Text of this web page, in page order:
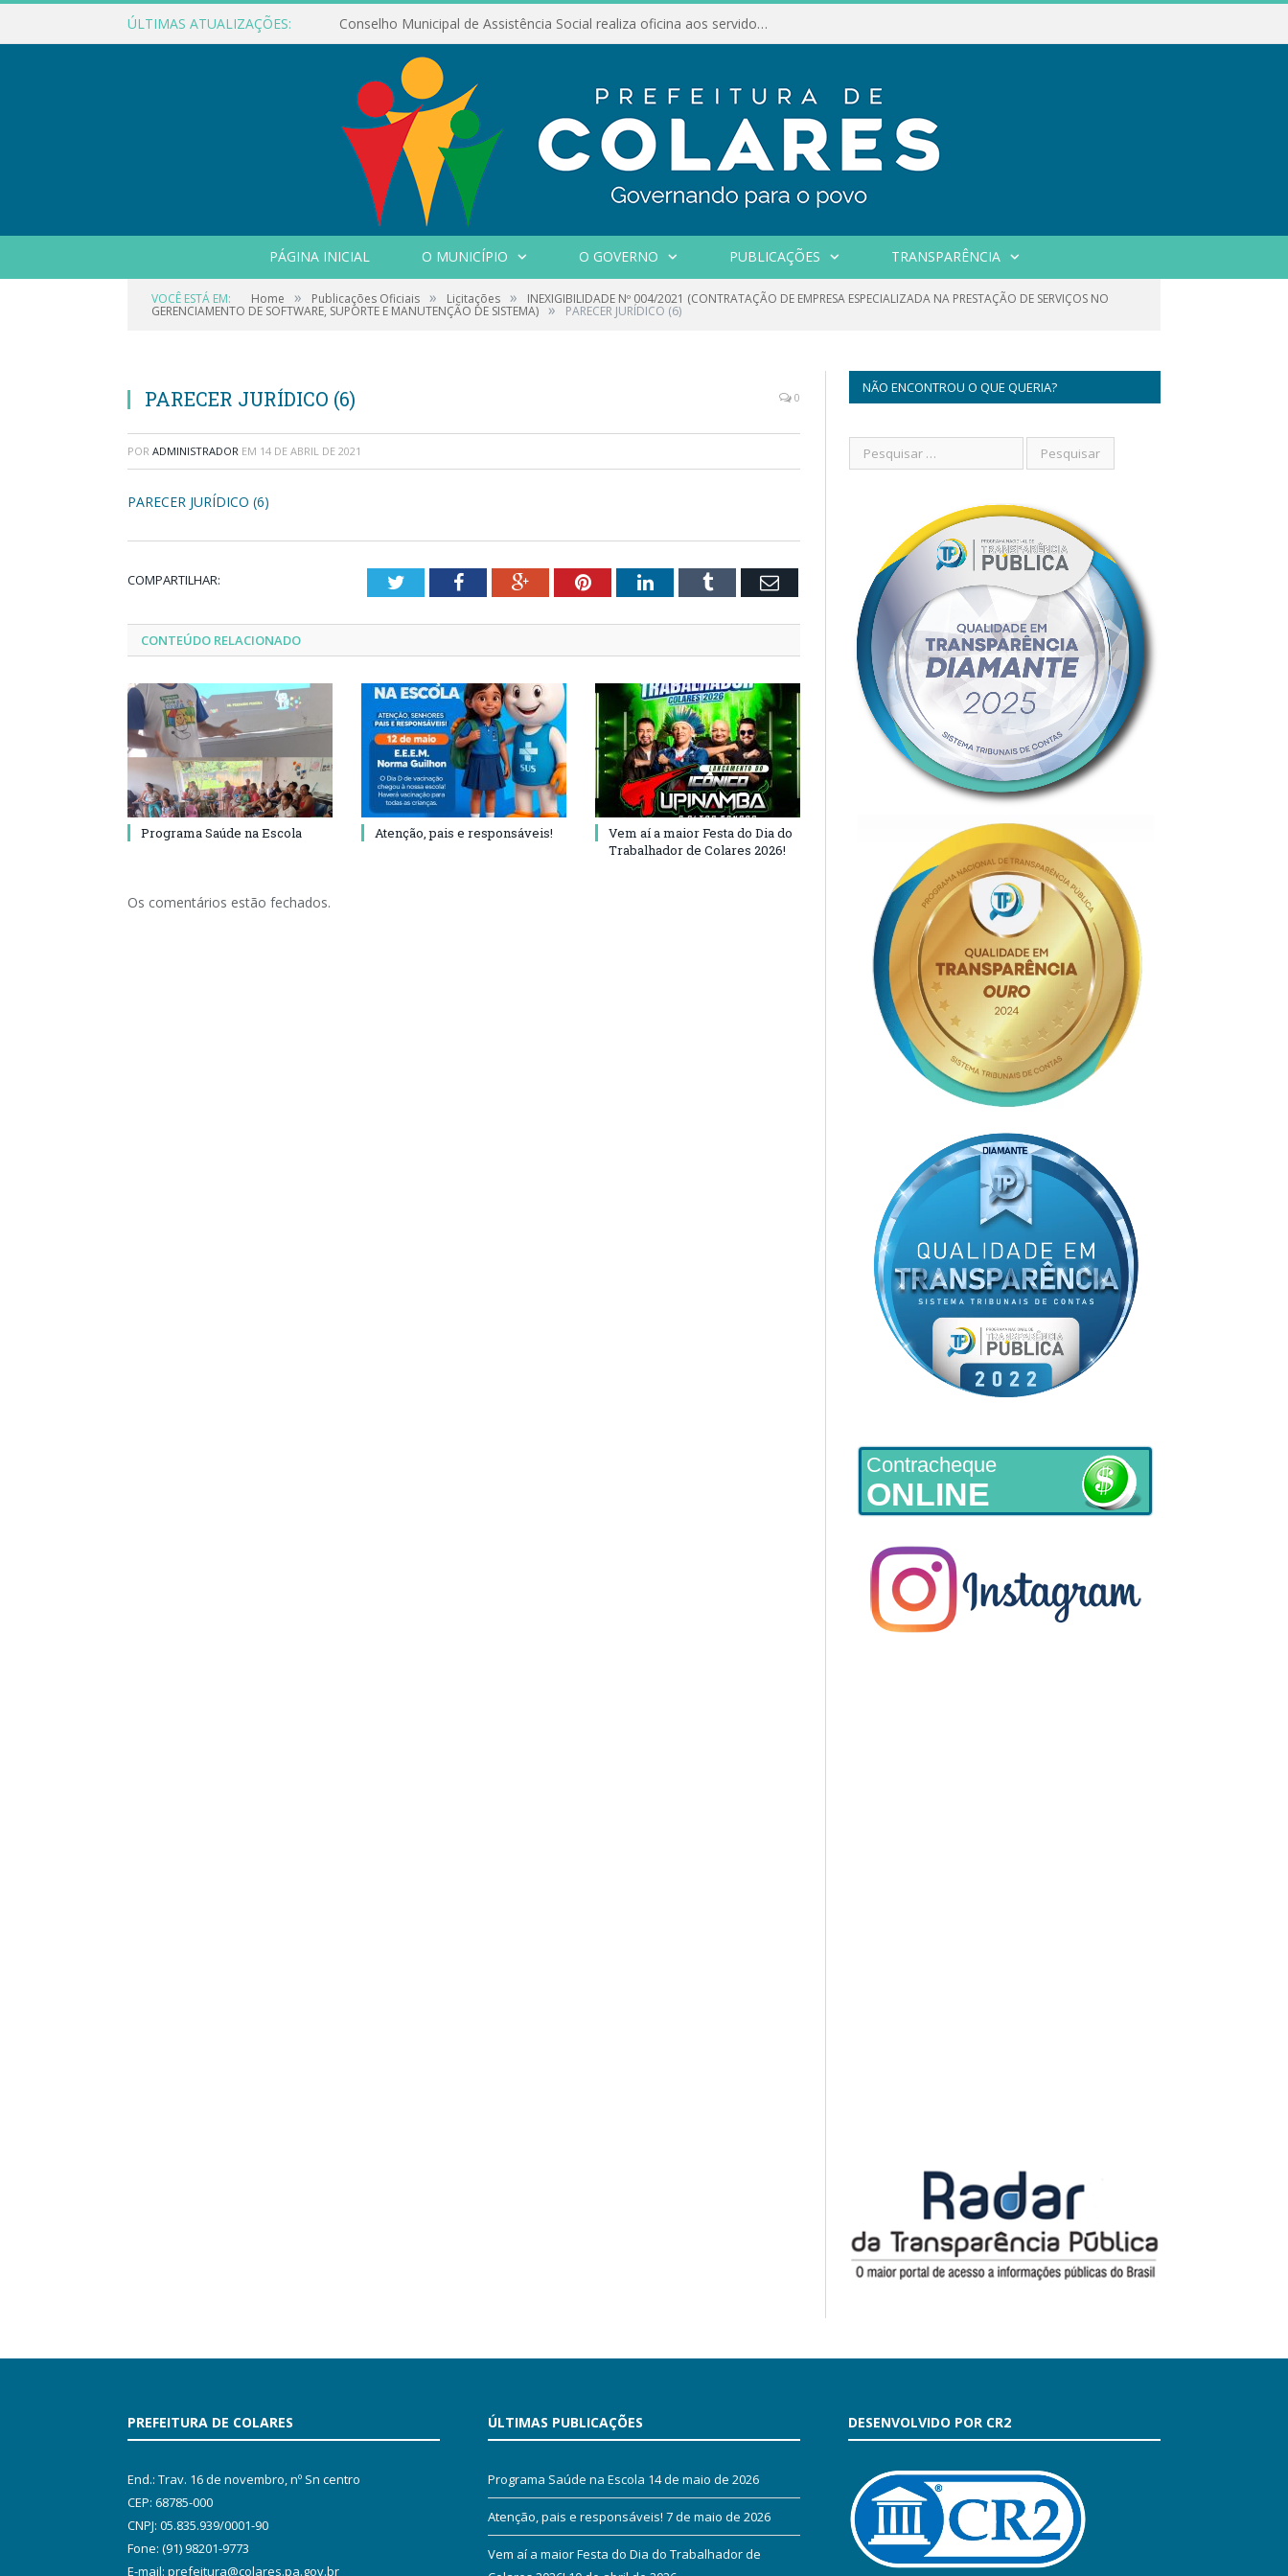
ÚLTIMAS ATUALIZAÇÕES: Conselho Municipal de Assistência Social realiza oficina aos servidores
PÁGINA INICIAL O MUNICÍPIO O GOVERNO PUBLICAÇÕES TRANSPARÊNCIA
VOCÊ ESTÁ EM: Home » Publicações Oficiais » Licitações » INEXIGIBILIDADE Nº 004/2021 (CONTRATAÇÃO DE EMPRESA ESPECIALIZADA NA PRESTAÇÃO DE SERVIÇOS NO
GERENCIAMENTO DE SOFTWARE, SUPORTE E MANUTENÇÃO DE SISTEMA) » PARECER JURÍDICO (6)
PARECER JURÍDICO (6) 0
POR ADMINISTRADOR EM 14 DE ABRIL DE 2021
PARECER JURÍDICO (6)
COMPARTILHAR: TwitterFacebookGoogle+PinterestLinkedInTumblr Email
CONTEÚDO RELACIONADO
Programa Saúde na Escola Atenção, pais e responsáveis!
Vem aí a maior Festa do Dia do
Trabalhador de Colares 2026!
Os comentários estão fechados.
NÃO ENCONTROU O QUE QUERIA?
Contracheque
ONLINE
PREFEITURA DE COLARES
End.: Trav. 16 de novembro, nº Sn centro
CEP: 68785-000
CNPJ: 05.835.939/0001-90
Fone: (91) 98201-9773
E-mail: prefeitura@colares.pa.gov.br
ÚLTIMAS PUBLICAÇÕES
Programa Saúde na Escola 14 de maio de 2026
Atenção, pais e responsáveis! 7 de maio de 2026
Vem aí a maior Festa do Dia do Trabalhador de
DESENVOLVIDO POR CR2